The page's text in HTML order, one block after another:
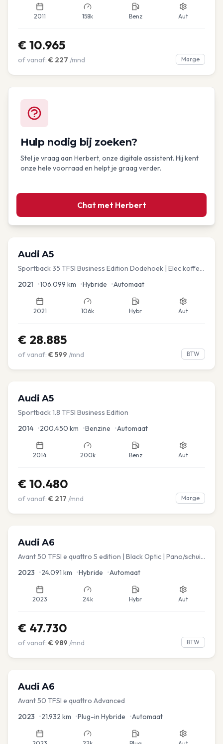
2011 158k Benz Aut
€ 10.965
of vanaf: € 227 /mnd Marge
Hulp nodig bij zoeken?
Stel je vraag aan Herbert, onze digitale assistent. Hij kent
onze hele voorraad en helpt je graag verder.
Chat met Herbert
Audi A5
Sportback 35 TFSI Business Edition Dodehoek | Elec koffer
2021 •106.099 km •Hybride •Automaat
2021 106k Hybr Aut
€ 28.885
of vanaf: € 599 /mnd BTW
Audi A5
Sportback 1.8 TFSI Business Edition
2014 •200.450 km •Benzine •Automaat
2014 200k Benz Aut
€ 10.480
of vanaf: € 217 /mnd Marge
Audi A6
Avant 50 TFSI e quattro S edition | Black Optic | Pano/schuif
2023 •24.091 km •Hybride •Automaat
2023 24k Hybr Aut
€ 47.730
of vanaf: € 989 /mnd BTW
Audi A6
Avant 50 TFSI e quattro Advanced
2023 •21.932 km •Plug-in Hybride •Automaat